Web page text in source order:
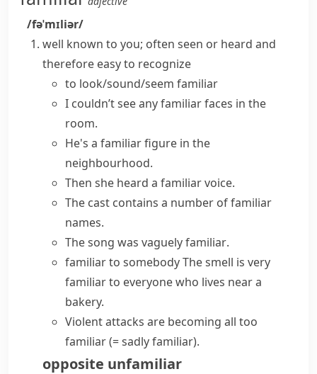
/fəˈmɪliər/
well known to you; often seen or heard and
therefore easy to recognize
to look/sound/seem familiar
I couldn’t see anyfamiliar faces in the
room.
He's a familiar figure in the
neighbourhood.
Then she heard a familiar voice.
The cast contains a number offamiliar
names.
The song was vaguely familiar.
familiar to somebodyThe smell is very
familiar to everyone who lives near a
bakery.
Violent attacks are becoming all too
familiar(= sadly familiar).
opposite unfamiliar